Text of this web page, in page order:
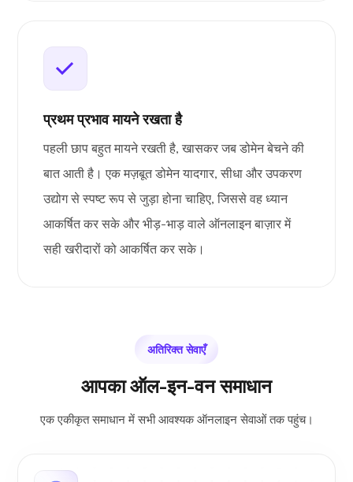
प्रथम प्रभाव मायने रखता है
पहली छाप बहुत मायने रखती है, खासकर जब डोमेन बेचने की
बात आती है। एक मज़बूत डोमेन यादगार, सीधा और उपकरण
उद्योग से स्पष्ट रूप से जुड़ा होना चाहिए, जिससे वह ध्यान
आकर्षित कर सके और भीड़-भाड़ वाले ऑनलाइन बाज़ार में
सही खरीदारों को आकर्षित कर सके।
अतिरिक्त सेवाएँ
आपका ऑल-इन-वन समाधान
एक एकीकृत समाधान में सभी आवश्यक ऑनलाइन सेवाओं तक पहुंच।